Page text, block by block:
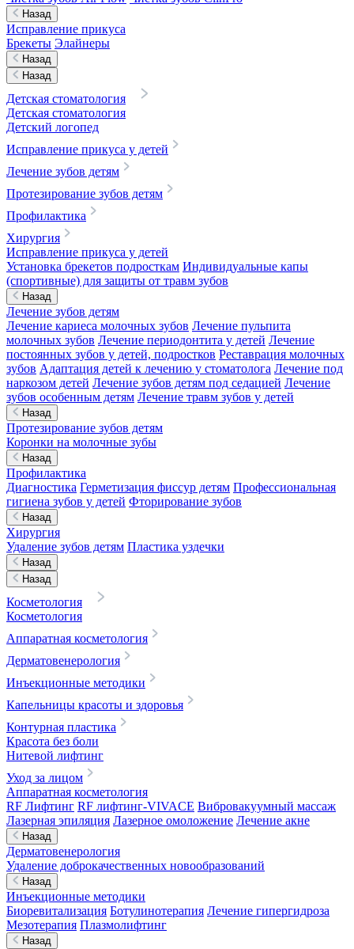
Назад
Исправление прикуса
Брекеты Элайнеры
Назад
Назад
Детская стоматология
Детская стоматология
Детский логопед
Исправление прикуса у детей
Лечение зубов детям
Протезирование зубов детям
Профилактика
Хирургия
Исправление прикуса у детей
Установка брекетов подросткам Индивидуальные капы
(спортивные) для защиты от травм зубов
Назад
Лечение зубов детям
Лечение кариеса молочных зубов Лечение пульпита
молочных зубов Лечение периодонтита у детей Лечение
постоянных зубов у детей, подростков Реставрация молочных
зубов Адаптация детей к лечению у стоматолога Лечение под
наркозом детей Лечение зубов детям под седацией Лечение
зубов особенным детям Лечение травм зубов у детей
Назад
Протезирование зубов детям
Коронки на молочные зубы
Назад
Профилактика
Диагностика Герметизация фиссур детям Профессиональная
гигиена зубов у детей Фторирование зубов
Назад
Хирургия
Удаление зубов детям Пластика уздечки
Назад
Назад
Косметология
Косметология
Аппаратная косметология
Дерматовенерология
Инъекционные методики
Капельницы красоты и здоровья
Контурная пластика
Красота без боли
Нитевой лифтинг
Уход за лицом
Аппаратная косметология
RF Лифтинг RF лифтинг-VIVACE Вибровакуумный массаж
Лазерная эпиляция Лазерное омоложение Лечение акне
Назад
Дерматовенерология
Удаление доброкачественных новообразований
Назад
Инъекционные методики
Биоревитализация Ботулинотерапия Лечение гипергидроза
Мезотерапия Плазмолифтинг
Назад